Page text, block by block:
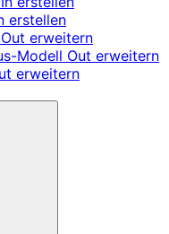
erstellen
erweitern
Modell Out erweitern
erweitern